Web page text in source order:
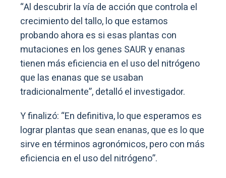
“Al descubrir la vía de acción que controla el
crecimiento del tallo, lo que estamos
probando ahora es si esas plantas con
mutaciones en los genes SAUR y enanas
tienen más eficiencia en el uso del nitrógeno
que las enanas que se usaban
tradicionalmente”, detalló el investigador.
Y finalizó: “En definitiva, lo que esperamos es
lograr plantas que sean enanas, que es lo que
sirve en términos agronómicos, pero con más
eficiencia en el uso del nitrógeno”.